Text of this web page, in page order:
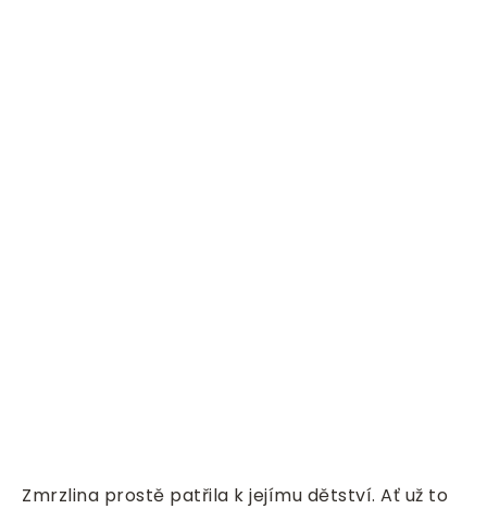
Zmrzlina prostě patřila k jejímu dětství. Ať už to